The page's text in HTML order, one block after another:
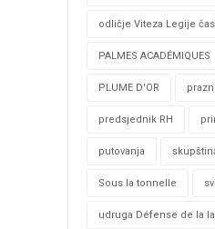
odličje Viteza Legije
PALMES ACADÉMIQUES
PLUME D'OR
predsjednik RH
putovanja
Sous la tonnelle
udruga Défense de la